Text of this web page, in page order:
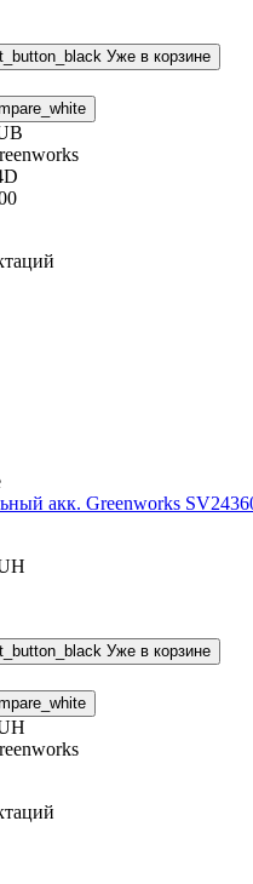
Уже в корзине
акк. Greenworks
Уже в корзине